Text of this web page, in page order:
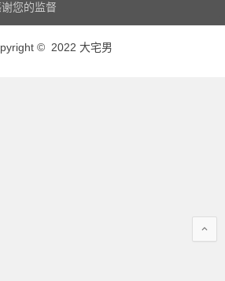
您的监督
© 2022 大宅男